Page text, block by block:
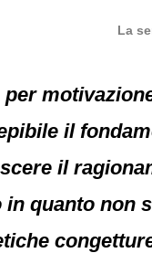
La
per
il
il
quanto non